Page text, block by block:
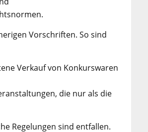
Vorschriften. So sind
Verkauf von Konkurswaren
die nur als die
Regelungen sind entfallen.